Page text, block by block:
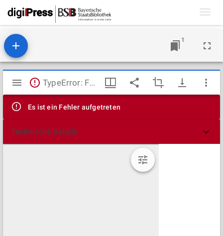
1
Mirador
Viewer
TypeError: Failed to fetch
Es ist ein Fehler aufgetreten
Technische Details